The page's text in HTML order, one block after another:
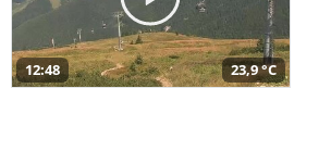
12:48 23,9 °C